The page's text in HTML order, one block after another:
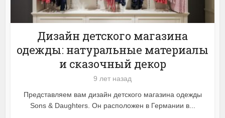
Дизайн детского магазина
одежды: натуральные материалы
и сказочный декор
9 лет назад
Представляем вам дизайн детского магазина одежды
Sons & Daughters. Он расположен в Германии в...